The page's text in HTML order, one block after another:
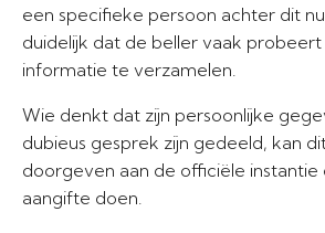
een specifieke persoon achter dit
duidelijk dat de beller vaak
informatie te verzamelen.
Wie denkt dat zijn persoonlijke
dubieus gesprek zijn gedeeld, kan
doorgeven aan de officiële instantie
aangifte doen.